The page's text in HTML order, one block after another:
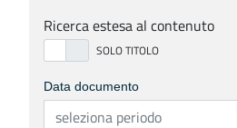
Ricerca estesa al contenuto
Data documento